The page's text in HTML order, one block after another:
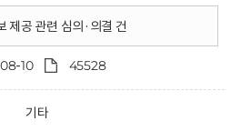
제공 관련 심의·의결 건
10 45528
기타